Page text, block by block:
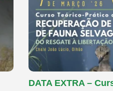
DATA EXTRA –